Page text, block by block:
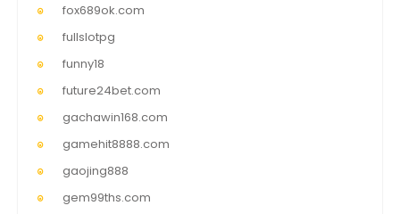
fox689ok.com
fullslotpg
funny18
future24bet.com
gachawin168.com
gamehit8888.com
gaojing888
gem99ths.com